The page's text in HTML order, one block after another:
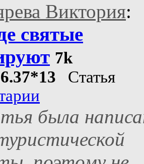
Виктория:
святые
7k
6.37*13 Статья
была